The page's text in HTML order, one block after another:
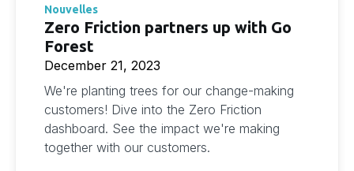
Nouvelles
Zero Friction partners up with Go
Forest
December 21, 2023
We're planting trees for our change-making
customers! Dive into the Zero Friction
dashboard. See the impact we're making
together with our customers.